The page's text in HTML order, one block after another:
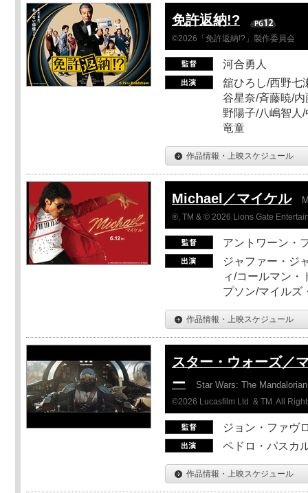
免許返納!?
©2026「免許返納!?」製作委員会
河合勇人
舘ひろし/西野七
谷星奈/斉藤暁/
野陽子/八嶋智人
竜童
作品情報・上映スケジュール
Michael／マイケル
®, TM & © 2026 Lions Gate
アントワーン・
ジャファー・ジ
ィ/コールマン・
プソン/マイルズ
作品情報・上映スケジュール
スター・ウォーズ／
ー
Star Wars: The
©2026 Lucasfilm Ltd. & TM. All
ジョン・ファヴ
ペドロ・パスカ
作品情報・上映スケジュール